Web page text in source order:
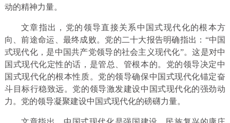
动的精神力量。
文章指出，党的领导直接关系中国式现代化的根本方
向、前途命运、最终成败。党的二十大报告明确指出：“中国
式现代化，是中国共产党领导的社会主义现代化”。这是对中
国式现代化定性的话，是管总、管根本的。党的领导决定中
国式现代化的根本性质。党的领导确保中国式现代化锚定奋
斗目标行稳致远。党的领导激发建设中国式现代化的强劲动
力。党的领导凝聚建设中国式现代化的磅礴力量。